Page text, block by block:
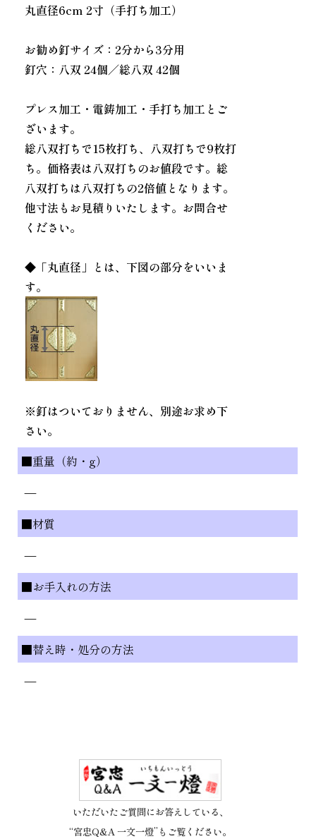
丸直径6cm 2寸（手打ち加工）
お勧め釘サイズ：2分から3分用
釘穴：八双 24個／総八双 42個
プレス加工・電鋳加工・手打ち加工とご
ざいます。
総八双打ちで15枚打ち、八双打ちで9枚打
ち。価格表は八双打ちのお値段です。総
八双打ちは八双打ちの2倍値となります。
他寸法もお見積りいたします。お問合せ
ください。
◆「丸直径」とは、下図の部分をいいま
す。
※釘はついておりません、別途お求め下
さい。
■重量（約・g）
—
■材質
—
■お手入れの方法
—
■替え時・処分の方法
—
いただいたご質問にお答えしている、
“宮忠Q&A 一文一燈”もご覧ください。